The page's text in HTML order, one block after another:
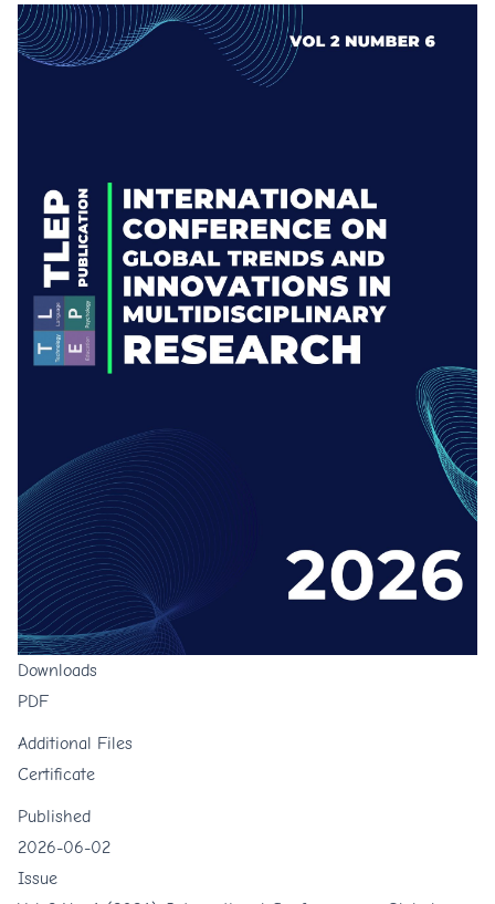
Downloads
PDF
Additional Files
Certificate
Published
2026-06-02
Issue